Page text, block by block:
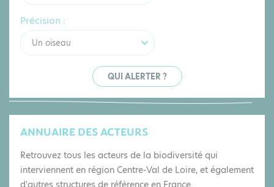
Précision :
Un oiseau
QUI ALERTER ?
ANNUAIRE DES ACTEURS
Retrouvez tous les acteurs de la biodiversité qui
interviennent en région Centre-Val de Loire, et également